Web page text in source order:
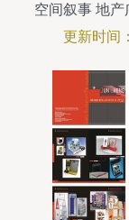
空间叙事 地
更新时间